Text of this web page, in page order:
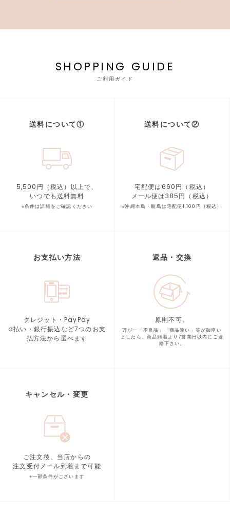
SHOPPING GUIDE
ご利用ガイド
送料について①
5,500円（税込）以上で、
いつでも送料無料
※条件は詳細をご確認ください
送料について②
宅配便は660円（税込）
メール便は385円（税込）
※沖縄本島・離島は宅配便1,100円（税込）
お支払い方法
クレジット・PayPay
d払い・銀行振込など7つのお支
払方法から選べます
返品・交換
原則不可。
万が一「不良品」「商品違い」等が御座い
ましたら、商品到着より7営業日以内にご連
絡下さい。
キャンセル・変更
ご注文後、当店からの
注文受付メール到着まで可能
※一部条件がございます